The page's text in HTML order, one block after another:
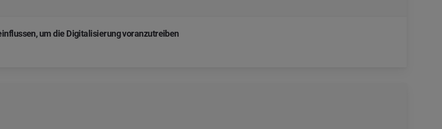
um die Digitalisierung voranzutreiben